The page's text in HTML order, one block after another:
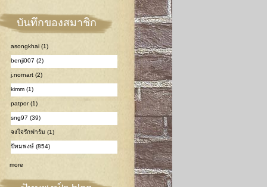
บันทึกของสมาชิก
asongkhai (1)
benji007 (2)
j.nornart (2)
kimm (1)
patpor (1)
sng97 (39)
จงใจรักฟาร์ม (1)
ปัทมพงษ์ (854)
more